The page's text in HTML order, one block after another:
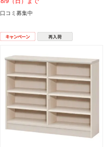
口コミ募集中